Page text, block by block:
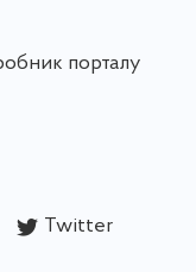
порталу
Twitter